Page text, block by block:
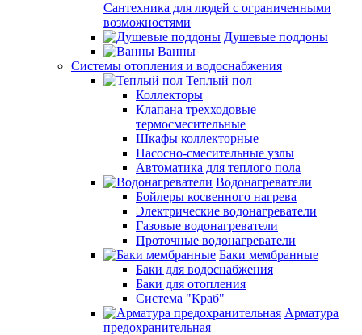
Сантехника для людей с ограниченными
возможностями
Душевые поддоны
Ванны
Системы отопления и водоснабжения
Теплый пол
Коллекторы
Клапана трехходовые
термосмесительные
Шкафы коллекторные
Насосно-смесительные узлы
Автоматика для теплого пола
Водонагреватели
Бойлеры косвенного нагрева
Электрические водонагреватели
Газовые водонагреватели
Проточные водонагреватели
Баки мембранные
Баки для водоснабжения
Баки для отопления
Система "Краб"
Арматура
предохранительная